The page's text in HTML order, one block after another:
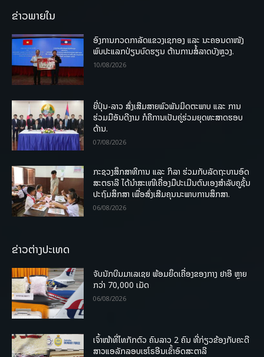
ຂ່າວພາຍໃນ
ອົງການກວດກາລັດແຂວງເຊກອງ ແລະ ນະຄອນດາໜັງ
ພົບປະແລກປ່ຽນບົດຮຽນ ຕ້ານການສໍ້ລາດບັງຫຼວງ.
10/08/2026
ຍີ່ປຸ່ນ-ລາວ ສົ່ງເສີມສາຍພົວພັນມິດຕະພາບ ແລະ ການ
ຮ່ວມມືອັນດີງາມ ກໍຄືການເປັນຄູ່ຮ່ວມຍຸດທະສາດຮອບ
ດ້ານ.
07/08/2026
ກະຊວງສຶກສາທິການ ແລະ ກິລາ ຮ່ວມກັບລັດຖະບານອົດ
ສະຕຣາລີ ໄດ້ນຳສະເໜີເຄື່ອງມືປະເມີນຕົນເອງສຳລັບຄູຊັ້ນ
ປະຖົມສຶກສາ ເພື່ອສົ່ງເສີມຄຸນນະພາບການສຶກສາ.
06/08/2026
ຂ່າວຕ່າງປະເທດ
ຈັບນັກບິນມາເລເຊຍ ພ້ອມຍຶດເຄື່ອງຂອງກາງ ຢາອີ ຫຼາຍ
ກວ່າ 70,000 ເມັດ
06/08/2026
ເຈົ້າໜ້າທີ່ໄທກັກຕົວ ຄົນລາວ 2 ຄົນ ທີ່ກ່ຽວຂ້ອງກັບຄະດີ
ສາວແອລັກລອບເຮໂຣອີນເຂົ້າອົດສະຕາລີ